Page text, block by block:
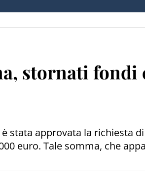
stornati fondi
stata approvata la richiesta
euro. Tale somma, che